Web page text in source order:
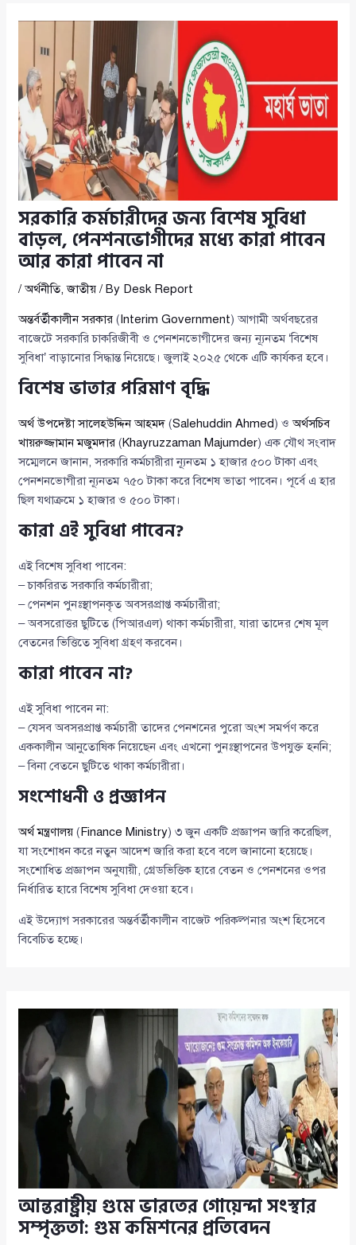
সরকারি কর্মচারীদের জন্য বিশেষ সুবিধা
বাড়ল, পেনশনভোগীদের মধ্যে কারা পাবেন
আর কারা পাবেন না
/অর্থনীতি,জাতীয় / By Desk Report
অন্তর্বর্তীকালীন সরকার ( Interim Government) আগামী অর্থবছরের
বাজেটে সরকারি চাকরিজীবী ও পেনশনভোগীদের জন্য ন্যূনতম ‘বিশেষ
সুবিধা’ বাড়ানোর সিদ্ধান্ত নিয়েছে। জুলাই ২০২৫ থেকে এটি কার্যকর হবে।
বিশেষ ভাতার পরিমাণ বৃদ্ধি
অর্থ উপদেষ্টা সালেহউদ্দিন আহমদ (Salehuddin Ahmed) ওঅর্থসচিব
খায়রুজ্জামান মজুমদার (Khayruzzaman Majumder) এক যৌথ সংবাদ
সম্মেলনে জানান, সরকারি কর্মচারীরা ন্যূনতম ১ হাজার ৫০০ টাকা এবং
পেনশনভোগীরা ন্যূনতম ৭৫০ টাকা করে বিশেষ ভাতা পাবেন। পূর্বে এ হার
ছিল যথাক্রমে ১ হাজার ও ৫০০ টাকা।
কারা এই সুবিধা পাবেন?
এই বিশেষ সুবিধা পাবেন:
– চাকরিরত সরকারি কর্মচারীরা;
– পেনশন পুনঃস্থাপনকৃত অবসরপ্রাপ্ত কর্মচারীরা;
– অবসরোত্তর ছুটিতে (পিআরএল) থাকা কর্মচারীরা, যারা তাদের শেষ মূল
বেতনের ভিত্তিতে সুবিধা গ্রহণ করবেন।
কারা পাবেন না?
এই সুবিধা পাবেন না:
– যেসব অবসরপ্রাপ্ত কর্মচারী তাদের পেনশনের পুরো অংশ সমর্পণ করে
এককালীন আনুতোষিক নিয়েছেন এবং এখনো পুনঃস্থাপনের উপযুক্ত হননি;
– বিনা বেতনে ছুটিতে থাকা কর্মচারীরা।
সংশোধনী ও প্রজ্ঞাপন
অর্থ মন্ত্রণালয় ( Finance Ministry) ৩ জুন একটি প্রজ্ঞাপন জারি করেছিল,
যা সংশোধন করে নতুন আদেশ জারি করা হবে বলে জানানো হয়েছে।
সংশোধিত প্রজ্ঞাপন অনুযায়ী, গ্রেডভিত্তিক হারে বেতন ও পেনশনের ওপর
নির্ধারিত হারে বিশেষ সুবিধা দেওয়া হবে।
এই উদ্যোগ সরকারের অন্তর্বর্তীকালীন বাজেট পরিকল্পনার অংশ হিসেবে
বিবেচিত হচ্ছে।
আন্তরাষ্ট্রীয় গুমে ভারতের গোয়েন্দা সংস্থার
সম্পৃক্ততা: গুম কমিশনের প্রতিবেদন